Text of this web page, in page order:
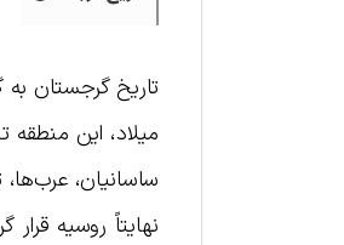
تاریخ گرجستان
میلاد، این